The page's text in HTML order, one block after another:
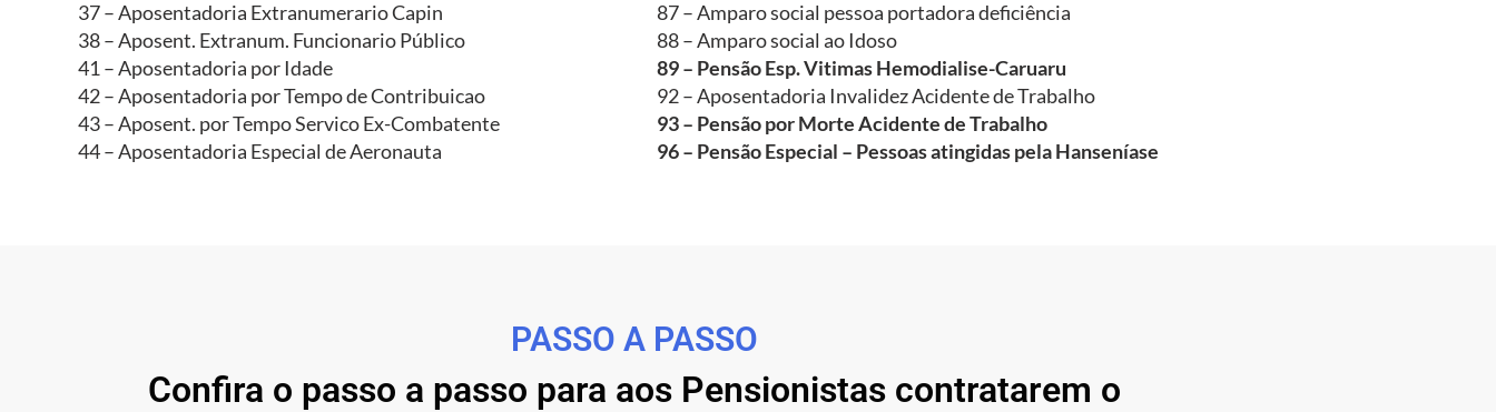
37 – Aposentadoria Extranumerario Capin
38 – Aposent. Extranum. Funcionario Público
41 – Aposentadoria por Idade
42 – Aposentadoria por Tempo de Contribuicao
43 – Aposent. por Tempo Servico Ex-Combatente
44 – Aposentadoria Especial de Aeronauta
87 – Amparo social pessoa portadora deficiência
88 – Amparo social ao Idoso
89 – Pensão Esp. Vitimas Hemodialise-Caruaru
92 – Aposentadoria Invalidez Acidente de Trabalho
93 – Pensão por Morte Acidente de Trabalho
96 – Pensão Especial – Pessoas atingidas pela Hanseníase
PASSO A PASSO
Confira o passo a passo para aos Pensionistas contratarem o